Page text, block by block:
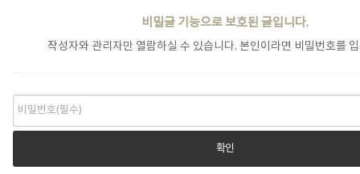
비밀글 기능으로 보호된 글입니다.
작성자와 관리자만 열람하실 수 있습니다. 본인이라면 비밀번호를